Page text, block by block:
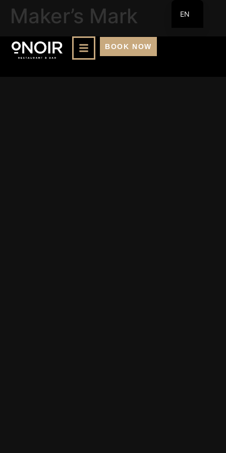
Maker’s Mark
BOOK NOW
EN